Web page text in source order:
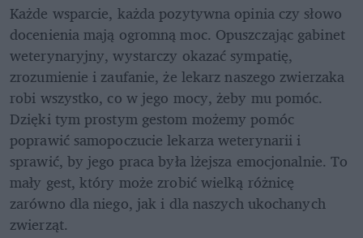
Każde wsparcie, każda pozytywna opinia czy słowo
docenienia mają ogromną moc. Opuszczając gabinet
weterynaryjny, wystarczy okazać sympatię,
zrozumienie i zaufanie, że lekarz naszego zwierzaka
robi wszystko, co w jego mocy, żeby mu pomóc.
Dzięki tym prostym gestom możemy pomóc
poprawić samopoczucie lekarza weterynarii i
sprawić, by jego praca była lżejsza emocjonalnie. To
mały gest, który może zrobić wielką różnicę
zarówno dla niego, jak i dla naszych ukochanych
zwierząt.